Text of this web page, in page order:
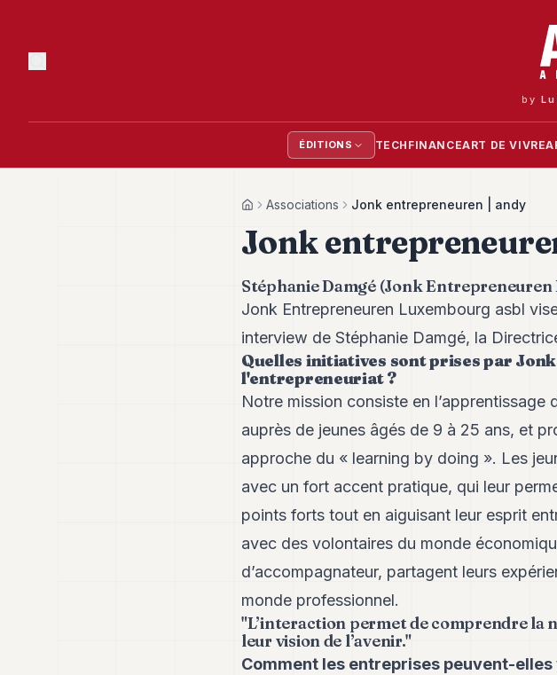
by
ÉDITIONS TECH FINANCEART DE VIVRE
HomeAssociations Jonk entrepreneuren | andy
Jonk
Stéphanie Damgé (Jonk
Jonk Entrepreneuren Luxembourg asbl
interview de Stéphanie Damgé, la
Quelles initiatives sont prises par
l'entrepreneuriat ?
Notre mission consiste en l’apprentissage
auprès de jeunes âgés de 9 à 25 ans, et
approche du « learning by doing ». Les
avec un fort accent pratique, qui leur
points forts tout en aiguisant leur esprit
avec des volontaires du monde
d’accompagnateur, partagent leurs
monde professionnel.
"L’interaction permet de comprendre la
leur vision de l’avenir."
Comment les entreprises peuvent-